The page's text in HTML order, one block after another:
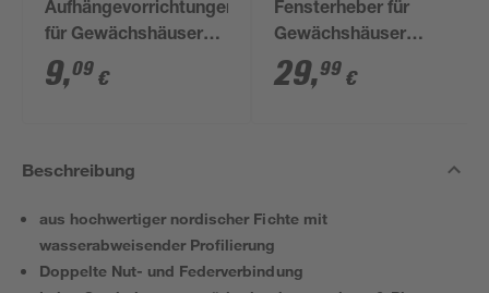
Aufhängevorrichtungen
für Gewächshäuser
schwarz 20 Stück
9,09 €
Fensterheber für
Gewächshäuser
'Ventomax'
29,99 €
Beschreibung
aus hochwertiger nordischer Fichte mit
wasserabweisender Profilierung
Doppelte Nut- und Federverbindung